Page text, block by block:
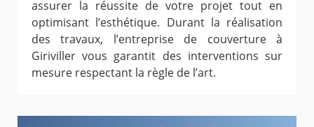
assurer la réussite de votre projet tout en
optimisant l’esthétique. Durant la réalisation
des travaux, l’entreprise de couverture à
Giriviller vous garantit des interventions sur
mesure respectant la règle de l’art.